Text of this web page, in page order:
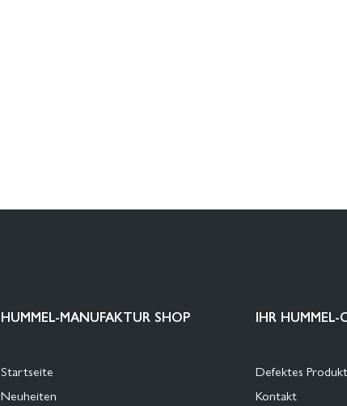
HUMMEL-MANUFAKTUR SHOP
Startseite
Neuheiten
IHR
Defektes Produkt
Kontakt